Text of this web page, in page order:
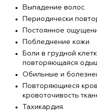
Выпадение волос.
Периодически
Постоянное
Побледнение кожи.
Боли в грудной
повторяющаяся
Обильные и
Повторяющиеся
кровоточивость
Тахикардия.